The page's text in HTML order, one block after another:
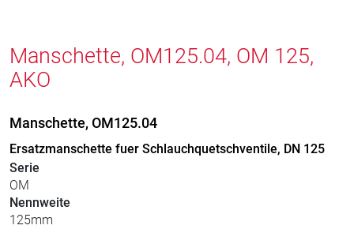
Manschette, OM125.04, OM 125,
AKO
Manschette, OM125.04
Ersatzmanschette fuer Schlauchquetschventile, DN 125
Serie
OM
Nennweite
125mm